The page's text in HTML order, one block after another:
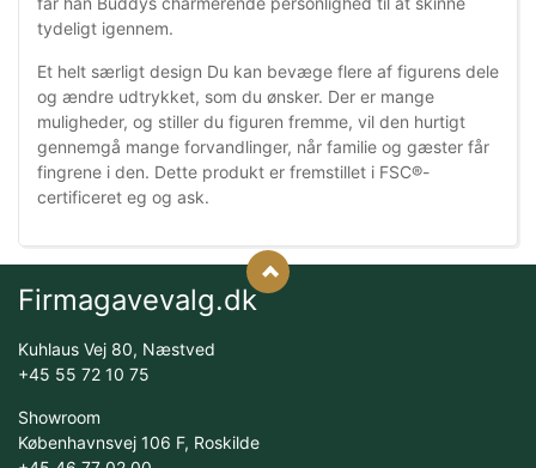
tydeligt igennem.
Et helt særligt design Du kan bevæge flere af figurens dele
og ændre udtrykket, som du ønsker. Der er mange
muligheder, og stiller du figuren fremme, vil den hurtigt
gennemgå mange forvandlinger, når familie og gæster får
fingrene i den. Dette produkt er fremstillet i FSC®-
certificeret eg og ask.
Firmagavevalg.dk
Kuhlaus Vej 80, Næstved
+45 55 72 10 75
Showroom
Københavnsvej 106 F, Roskilde